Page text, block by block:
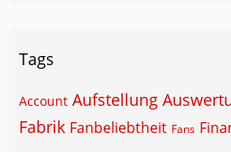
Tags
Account Aufstellung
Fabrik Fanbeliebtheit Fans